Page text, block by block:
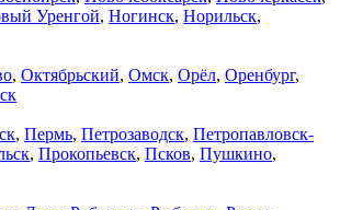
Уренгой, Ногинск, Норильск,
, Октябрьский, Омск, Орёл, Оренбург,
, Пермь, Петрозаводск, Петропавловск-
, Прокопьевск, Псков, Пушкино,